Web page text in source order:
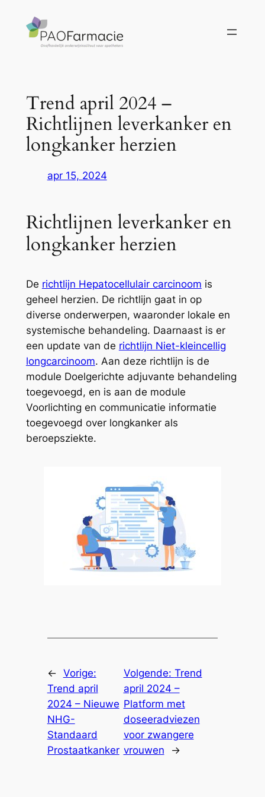
Trend april 2024 –
Richtlijnen leverkanker en
longkanker herzien
apr 15, 2024
Richtlijnen leverkanker en
longkanker herzien
De richtlijn Hepatocellulair carcinoom is
geheel herzien. De richtlijn gaat in op
diverse onderwerpen, waaronder lokale en
systemische behandeling. Daarnaast is er
een update van de richtlijn Niet-kleincellig
longcarcinoom. Aan deze richtlijn is de
module Doelgerichte adjuvante behandeling
toegevoegd, en is aan de module
Voorlichting en communicatie informatie
toegevoegd over longkanker als
beroepsziekte.
← Vorige:
Trend april
2024 – Nieuwe
NHG-
Standaard
Prostaatkanker
Volgende: Trend
april 2024 –
Platform met
doseeradviezen
voor zwangere
vrouwen
→